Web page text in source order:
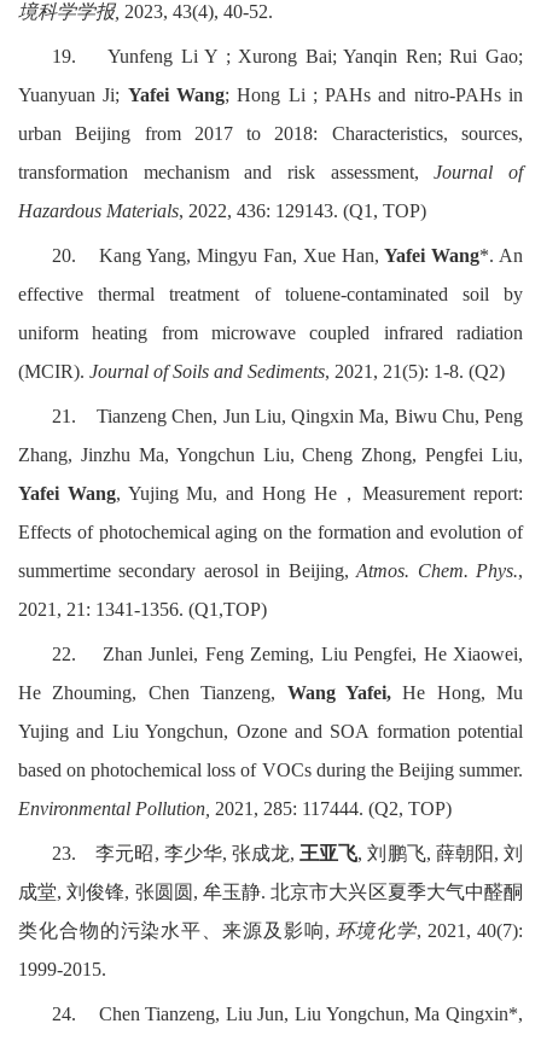
境科学学报, 2023, 43(4), 40-52.
19.
Yunfeng Li Y ; Xurong Bai; Yanqin Ren; Rui Gao;
Yuanyuan Ji; Yafei Wang; Hong Li ; PAHs and nitro-PAHs in
urban Beijing from 2017 to 2018: Characteristics, sources,
transformation mechanism and risk assessment,Journal of
Hazardous Materials, 2022, 436: 129143. (Q1, TOP)
20. Kang Yang, Mingyu Fan, Xue Han,Yafei Wang*. An
effective thermal treatment of toluene-contaminated soil by
uniform heating from microwave coupled infrared radiation
(MCIR). Journal of Soils and Sediments, 2021, 21(5): 1-8. (Q2)
21.
Tianzeng Chen, Jun Liu, Qingxin Ma, Biwu Chu, Peng
Zhang, Jinzhu Ma, Yongchun Liu, Cheng Zhong, Pengfei Liu,
Yafei Wang, Yujing Mu, and Hong He，Measurement report:
Effects of photochemical aging on the formation and evolution of
summertime secondary aerosol in Beijing,Atmos. Chem. Phys.,
2021, 21: 1341-1356. (Q1,TOP)
22.
Zhan Junlei, Feng Zeming, Liu Pengfei, He Xiaowei,
He Zhouming, Chen Tianzeng, Wang Yafei,He Hong, Mu
Yujing and Liu Yongchun, Ozone and SOA formation potential
based on photochemical loss of VOCs during the Beijing summer.
Environmental Pollution, 2021, 285: 117444. (Q2, TOP)
23. 李元昭, 李少华, 张成龙, 王亚飞,刘鹏飞, 薛朝阳 ,刘
成堂,刘俊锋, 张圆圆 , 牟玉静.北京市大兴区夏季大气中醛酮
类化合物的污染水平、来源及影响, 环境化学, 2021, 40(7):
1999-2015.
24.
Chen Tianzeng, Liu Jun, Liu Yongchun, Ma Qingxin*,